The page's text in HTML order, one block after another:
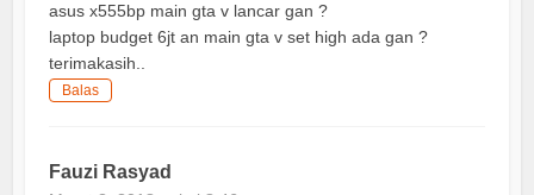
asus x555bp main gta v lancar gan ?
laptop budget 6jt an main gta v set high ada gan ?
terimakasih..
Balas
Fauzi Rasyad